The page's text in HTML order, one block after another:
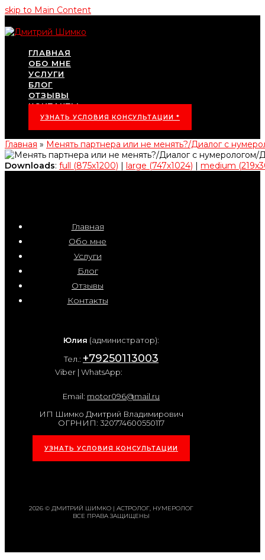
skip to Main Content
ГЛАВНАЯ
ОБО МНЕ
УСЛУГИ
БЛОГ
ОТЗЫВЫ
КОНТАКТЫ
УЗНАТЬ УСЛОВИЯ КОНСУЛЬТАЦИИ *
Главная » Менять партнера или не менять?/Диалог с
Downloads: full (875x1200) | large (747x1024) | medium
Главная
Обо мне
Услуги
Блог
Отзывы
Контакты
Юлия (администратор):
Тел.: +79250113003
Viber | WhatsApp:
Email: motor096@mail.ru
ИП Шимко Дмитрий Владимирович
ОГРНИП: 320774600550117
УЗНАТЬ УСЛОВИЯ КОНСУЛЬТАЦИИ
2026 © ДМИТРИЙ ШИМКО | АСТРОЛОГ, НУМЕРОЛОГ
ВСЕ ПРАВА ЗАЩИЩЕНЫ